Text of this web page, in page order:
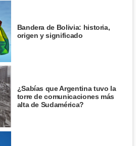
Bandera de Bolivia: historia,
origen y significado
¿Sabías que Argentina tuvo la
torre de comunicaciones más
alta de Sudamérica?